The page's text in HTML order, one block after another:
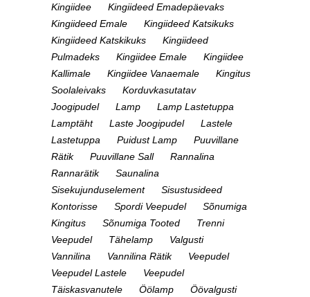
Kingiidee
Kingiideed Emadepäevaks
Kingiideed Emale
Kingiideed Katsikuks
Kingiideed Katskikuks
Kingiideed
Pulmadeks
Kingiidee Emale
Kingiidee
Kallimale
Kingiidee Vanaemale
Kingitus
Soolaleivaks
Korduvkasutatav
Joogipudel
Lamp
Lamp Lastetuppa
Lamptäht
Laste Joogipudel
Lastele
Lastetuppa
Puidust Lamp
Puuvillane
Rätik
Puuvillane Sall
Rannalina
Rannarätik
Saunalina
Sisekujunduselement
Sisustusideed
Kontorisse
Spordi Veepudel
Sõnumiga
Kingitus
Sõnumiga Tooted
Trenni
Veepudel
Tähelamp
Valgusti
Vannilina
Vannilina Rätik
Veepudel
Veepudel Lastele
Veepudel
Täiskasvanutele
Öölamp Öövalgusti